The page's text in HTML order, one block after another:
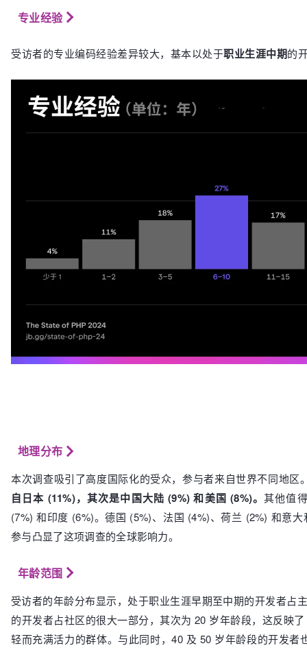
专业经验
受访者的专业编码经验差异较大，基本以处于职业生涯中期的
地理分布
本次调查吸引了高度国际化的受众，参与者来自世界不同地区
自日本 (11%)，其次是中国大陆 (9%) 和美国 (8%)。其他值
(7%) 和印度 (6%)。德国 (5%)、法国 (4%)、荷兰 (2%) 和意
参与凸显了这项调查的全球影响力。
年龄范围
受访者的年龄分布显示，处于职业生涯早期至中期的开发者占
的开发者占社区的很大一部分，其次为 20 岁年龄段，这反映
轻而充满活力的群体。与此同时，40 及 50 岁年龄段的开发者